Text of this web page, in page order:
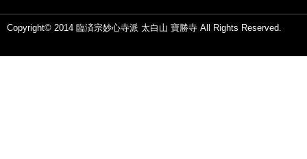
Copyright© 2014 臨済宗妙心寺派 太白山 寶勝寺 All Rights Reserved.